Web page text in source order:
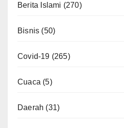
Berita Islami (270)
Bisnis (50)
Covid-19 (265)
Cuaca (5)
Daerah (31)